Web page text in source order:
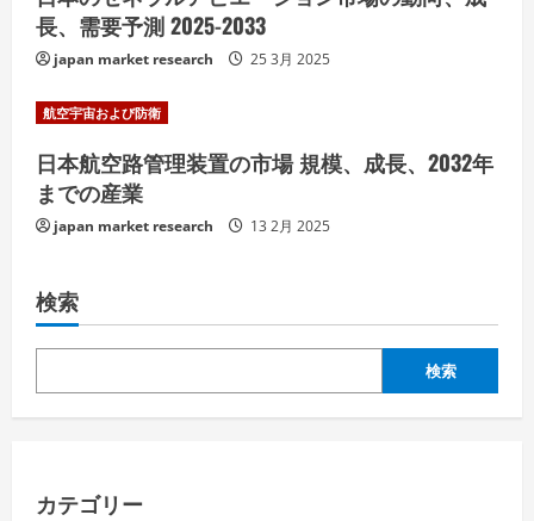
長、需要予測 2025-2033
japan market research 25 3月 2025
航空宇宙および防衛
日本航空路管理装置の市場 規模、成長、2032年
までの産業
japan market research 13 2月 2025
検索
検索
カテゴリー